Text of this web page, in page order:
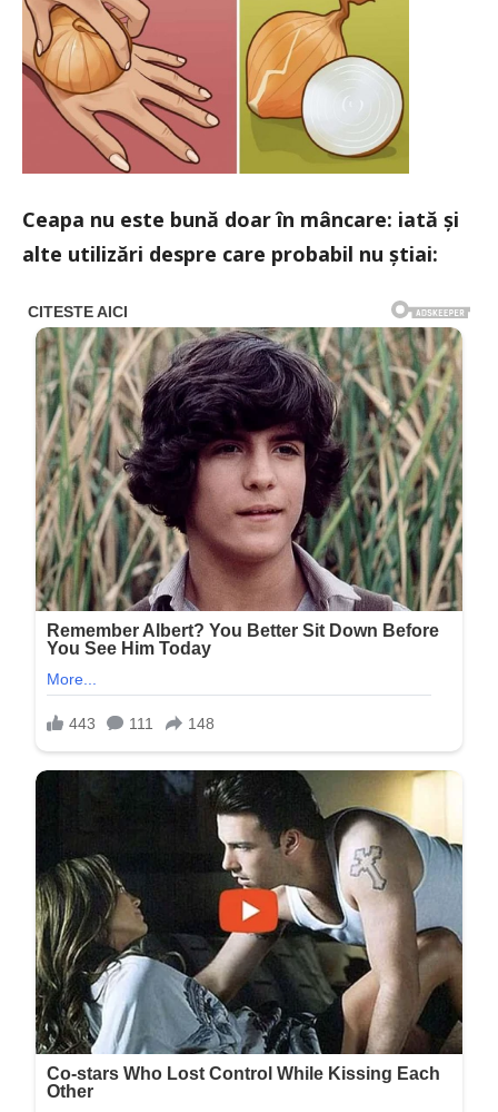
Ceapa nu este bună doar în mâncare: iată și
alte utilizări despre care probabil nu știai: